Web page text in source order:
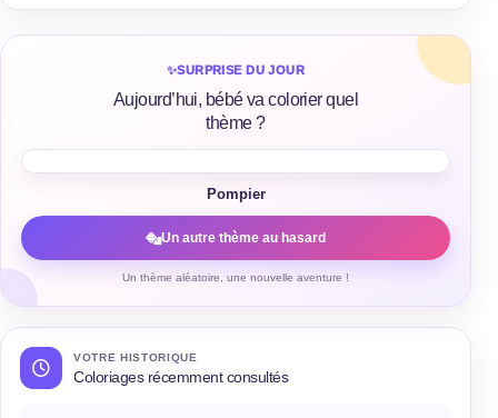
✨SURPRISE DU JOUR
Aujourd’hui, bébé va colorier quel
thème ?
Pompier
Un autre thème au hasard
Un thème aléatoire, une nouvelle aventure !
VOTRE HISTORIQUE
Coloriages récemment consultés